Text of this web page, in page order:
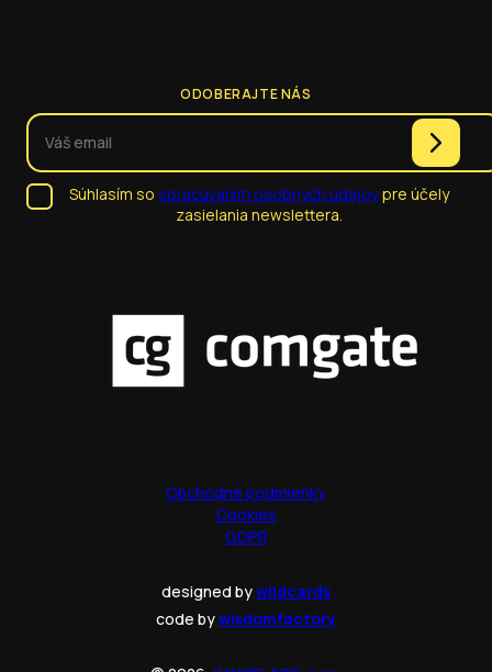
ODOBERAJTE NÁS
Súhlasím so spracúvaním osobných údajovpre účely
zasielania newslettera.
Obchodné podmienky
Cookies
GDPR
designed bywildcards
code bywisdomfactory